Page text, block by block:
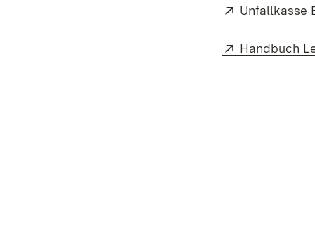
Extern:
Unfallkasse
Extern:
Handbuch